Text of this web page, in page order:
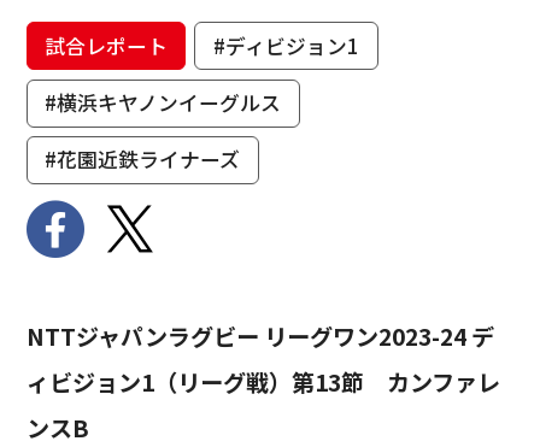
試合レポート
#ディビジョン1
#横浜キヤノンイーグルス
#花園近鉄ライナーズ
NTTジャパンラグビー リーグワン2023-24 デ
ィビジョン1（リーグ戦）第13節 カンファレ
ンスB